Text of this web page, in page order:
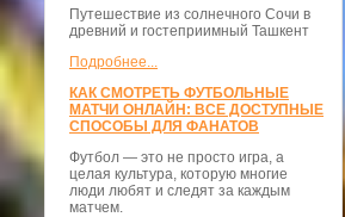
Путешествие из солнечного Сочи в
древний и гостеприимный Ташкент
Подробнее...
КАК СМОТРЕТЬ ФУТБОЛЬНЫЕ
МАТЧИ ОНЛАЙН: ВСЕ ДОСТУПНЫЕ
СПОСОБЫ ДЛЯ ФАНАТОВ
Футбол — это не просто игра, а
целая культура, которую многие
люди любят и следят за каждым
матчем.